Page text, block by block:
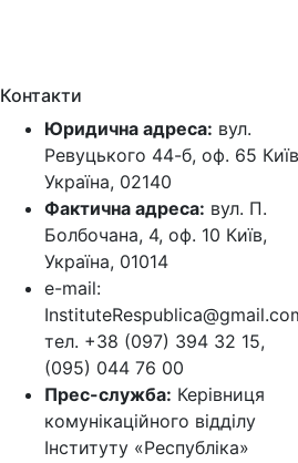
Контакти
Юридична адреса: вул.
Ревуцького 44-б, оф. 65
Україна, 02140
Фактична адреса: вул. П.
Болбочана, 4, оф. 10 Київ,
Україна, 01014
e-mail:
тел. +38 (097) 394 32 15,
(095) 044 76 00
Прес-служба: Керівниця
комунікаційного відділу
Інституту «Республіка»